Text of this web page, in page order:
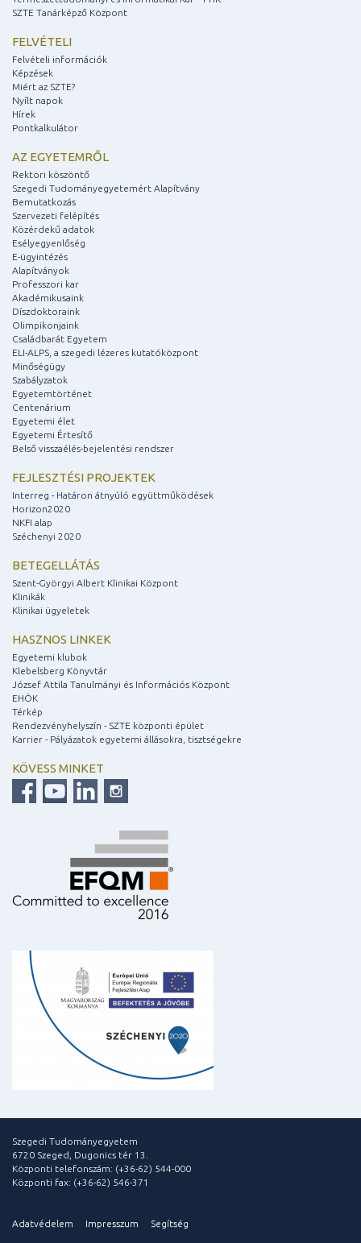
SZTE Tanárképző Központ
FELVÉTELI
Felvételi információk
Képzések
Miért az SZTE?
Nyílt napok
Hírek
Pontkalkulátor
AZ EGYETEMRŐL
Rektori köszöntő
Szegedi Tudományegyetemért Alapítvány
Bemutatkozás
Szervezeti felépítés
Közérdekű adatok
Esélyegyenlőség
E-ügyintézés
Alapítványok
Professzori kar
Akadémikusaink
Díszdoktoraink
Olimpikonjaink
Családbarát Egyetem
ELI-ALPS, a szegedi lézeres kutatóközpont
Minőségügy
Szabályzatok
Egyetemtörténet
Centenárium
Egyetemi élet
Egyetemi Értesítő
Belső visszaélés-bejelentési rendszer
FEJLESZTÉSI PROJEKTEK
Interreg - Határon átnyúló együttműködések
Horizon2020
NKFI alap
Széchenyi 2020
BETEGELLÁTÁS
Szent-Györgyi Albert Klinikai Központ
Klinikák
Klinikai ügyeletek
HASZNOS LINKEK
Egyetemi klubok
Klebelsberg Könyvtár
József Attila Tanulmányi és Információs Központ
EHÖK
Térkép
Rendezvényhelyszín - SZTE központi épület
Karrier - Pályázatok egyetemi állásokra, tisztségekre
KÖVESS MINKET
Szegedi Tudományegyetem
6720 Szeged, Dugonics tér 13.
Központi telefonszám: (+36-62) 544-000
Központi fax: (+36-62) 546-371
Adatvédelem Impresszum Segítség